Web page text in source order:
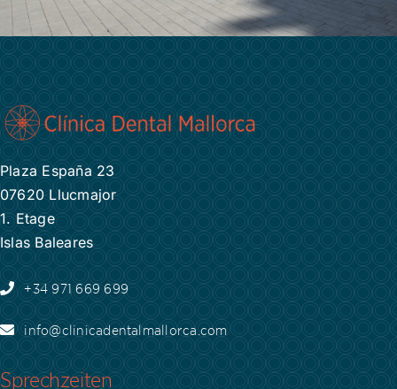
Plaza España 23
07620 Llucmajor
1. Etage
Islas Baleares
+34 971 669 699
info@clinicadentalmallorca.com
Sprechzeiten